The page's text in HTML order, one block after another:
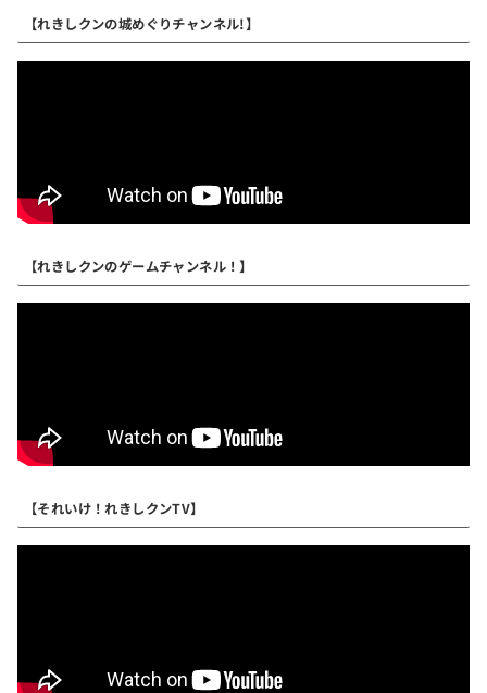
【れきしクンの城めぐりチャンネル!】
【れきしクンのゲームチャンネル！】
【それいけ！れきしクンTV】